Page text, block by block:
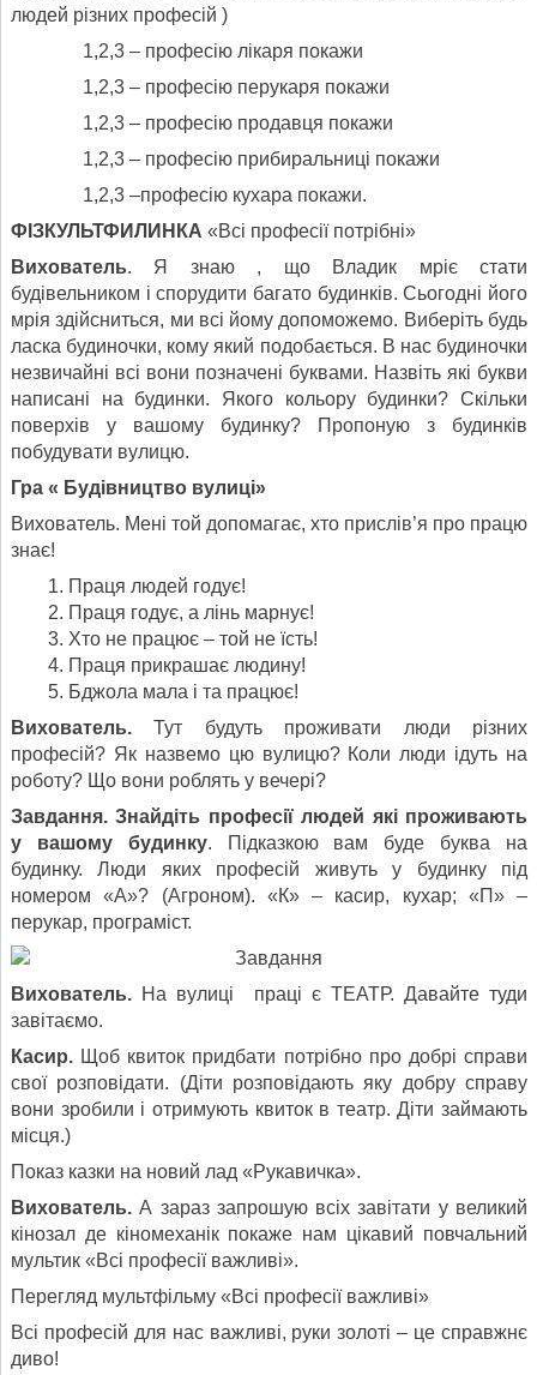
людей різних професій )
1,2,3 – професію лікаря покажи
1,2,3 – професію перукаря покажи
1,2,3 – професію продавця покажи
1,2,3 – професію прибиральниці покажи
1,2,3 –професію кухара покажи.
ФІЗКУЛЬТФИЛИНКА «Всі професії потрібні»
Вихователь. Я знаю , що Владик мріє стати
будівельником і спорудити багато будинків. Сьогодні його
мрія здійсниться, ми всі йому допоможемо. Виберіть будь
ласка будиночки, кому який подобається. В нас будиночки
незвичайні всі вони позначені буквами. Назвіть які букви
написані на будинки. Якого кольору будинки? Скільки
поверхів у вашому будинку? Пропоную з будинків
побудувати вулицю.
Гра « Будівництво вулиці»
Вихователь. Мені той допомагає, хто прислів’я про працю
знає!
Праця людей годує!
Праця годує, а лінь марнує!
Хто не працює – той не їсть!
Праця прикрашає людину!
Бджола мала і та працює!
Вихователь.Тут будуть проживати люди різних
професій? Як назвемо цю вулицю? Коли люди ідуть на
роботу? Що вони роблять у вечері?
Завдання. Знайдіть професії людей які проживають
у вашому будинку. Підказкою вам буде буква на
будинку. Люди яких професій живуть у будинку під
номером «А»? (Агроном). «К» – касир, кухар; «П» –
перукар, програміст.
Вихователь. На вулиці праці є ТЕАТР. Давайте туди
завітаємо.
Касир. Щоб квиток придбати потрібно про добрі справи
свої розповідати. (Діти розповідають яку добру справу
вони зробили і отримують квиток в театр. Діти займають
місця.)
Показ казки на новий лад «Рукавичка».
Вихователь.А зараз запрошую всіх завітати у великий
кінозал де кіномеханік покаже нам цікавий повчальний
мультик «Всі професії важливі».
Перегляд мультфільму «Всі професії важливі»
Всі професій для нас важливі, руки золоті – це справжнє
диво!